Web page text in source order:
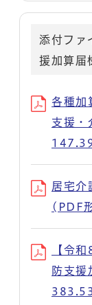
添付ファ
援加算届
各種加
支援・
居宅介
(PDF
【令
防支援